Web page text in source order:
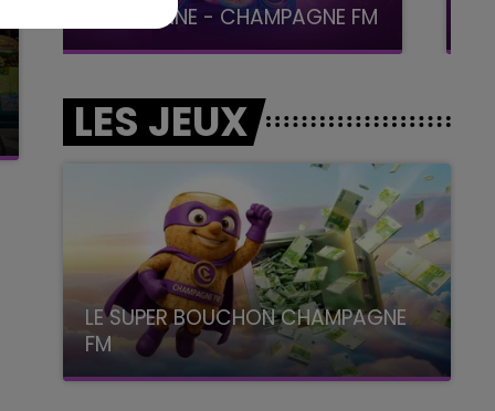
LA RADIO POP
LES JEUX
LE SUPER BOUCHON CHAMPAGNE
FM
avec La Famille Champagne FM, à 8H10